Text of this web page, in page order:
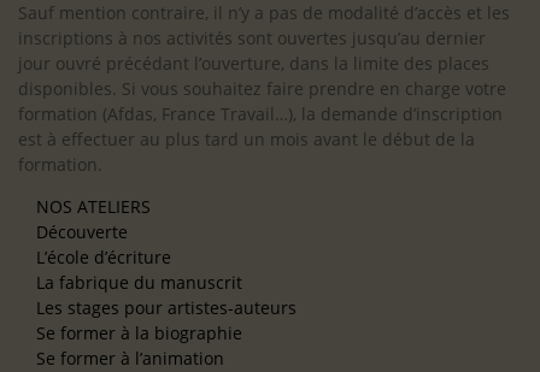
Sauf mention contraire, il n’y a pas de modalité d’accès et les
inscriptions à nos activités sont ouvertes jusqu’au dernier
jour ouvré précédant l’ouverture, dans la limite des places
disponibles. Si vous souhaitez faire prendre en charge votre
formation (Afdas, France Travail…), la demande d’inscription
est à effectuer au plus tard un mois avant le début de la
formation.
NOS ATELIERS
Découverte
L’école d’écriture
La fabrique du manuscrit
Les stages pour artistes-auteurs
Se former à la biographie
Se former à l’animation